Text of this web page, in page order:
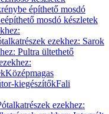
építhető mosdó
mosdó készletek
ezekhez: Sarok
Pultra ültethető
Középmagas
kiegészítőkFali
ezekhez: